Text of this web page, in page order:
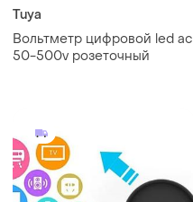
Tuya
Вольтметр цифровой led ac
50-500v розеточный